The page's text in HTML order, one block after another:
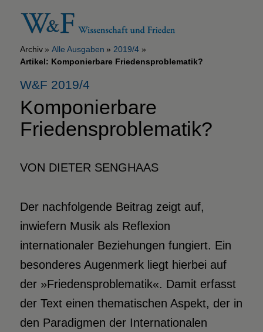
Archiv Alle Ausgaben
2019/4
Artikel: Komponierbare Friedensproblematik?
W&F 2019/4
Komponierbare
Friedensproblematik?
VON DIETER SENGHAAS
Der nachfolgende Beitrag zeigt auf,
inwiefern Musik als Reflexion
internationaler Beziehungen fungiert. Ein
besonderes Augenmerk liegt hierbei auf
der »Friedensproblematik«. Damit erfasst
der Text einen thematischen Aspekt, der in
den Paradigmen der Internationalen